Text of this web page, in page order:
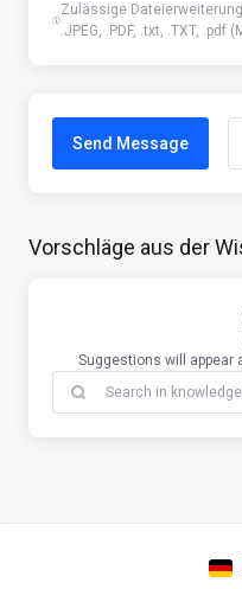
Vorschläge aus der
Suggestions will appear
Zulässige
.JPEG, .PDF, .txt, .TXT,